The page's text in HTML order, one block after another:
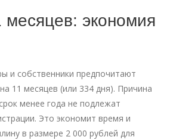
экономия
и собственники предпочитают
11 месяцев (или 334 дня). Причина
менее года не подлежат
Это экономит время и
в размере 2 000 рублей для